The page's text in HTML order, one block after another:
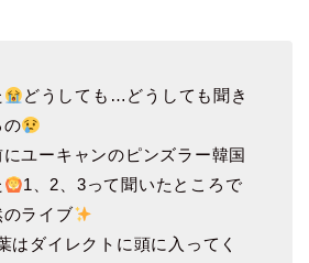
どうしても…どうしても聞き
の
ユーキャンのピンズラー韓国
1、2、3って聞いたところで
ライブ
はダイレクトに頭に入ってく